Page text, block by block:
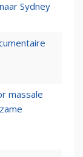
Sydney
massale